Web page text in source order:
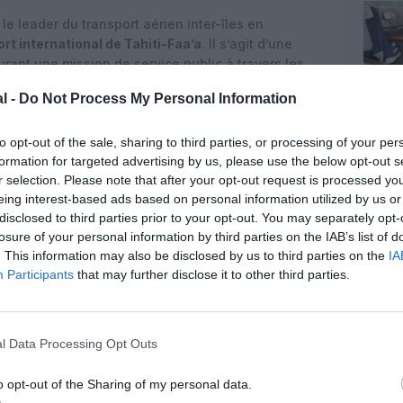
- Do Not Process My Personal Information
opt-out of the sale, sharing to third parties, or processing of your
for targeted advertising by us, please use the below opt-out
selection. Please note that after your opt-out request is processed
interest-based ads based on personal information utilized by us
to third parties prior to your opt-out. You may separately
of your personal information by third parties on the IAB’s list of
This information may also be disclosed by us to third parties on the
Participants that may further disclose it to other third parties.
Data Processing Opt Outs
opt-out of the Sharing of my personal data.
le leader du transport aérien inter-îles en
international de Tahiti-Faa’a. Il s’agit d’une
une mission de service public à travers les
historique d’ATR, la compagnie a acquis
remplaçant alors sa flotte de Fokker. Son
un nombre de croissants d’îles.
ETOPS relève plus de90 % des îles habitées du
îlesen Polynésie française réparties sur un
du Nord, avec une destination
de15 km(Tahiti-Moorea) à1 600 km(Tahiti-
d’un vol Paris-Stockholm ou New York-
Tahiti exploite une flotte de dernière génération
les plus récentes en matière de confort, de
Air Tahiti est la première compagnie aérienne
polynésiens inspirés du tatouage traditionnel,
Elle s’investit également activement dans
à l’échelle locale. Enfin, avec plus de 1 600